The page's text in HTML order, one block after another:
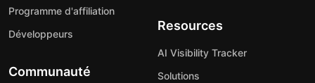
Programme d'affiliation
Développeurs
Communauté
Resources
AI Visibility Tracker
Solutions